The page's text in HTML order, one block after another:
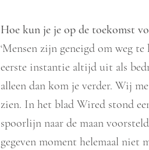
Hoe kun je je op de toekomst
‘Mensen zijn geneigd om weg
eerste instantie altijd uit als
alleen dan kom je verder. Wij
zien. In het blad Wired stond
spoorlijn naar de maan
gegeven moment helemaal niet